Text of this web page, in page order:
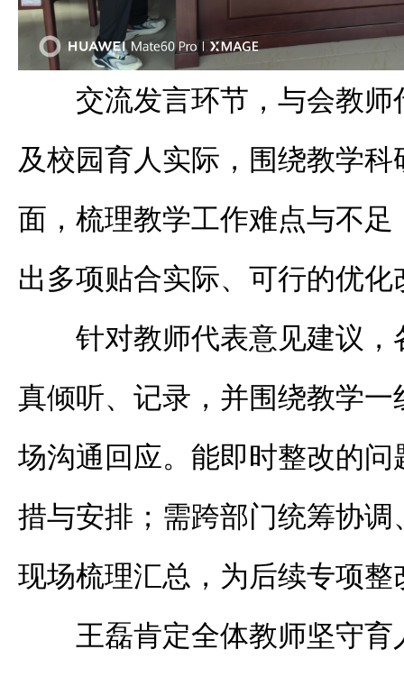
交流发言环节，与会教
及校园育人实际，围绕教学
面，梳理教学工作难点与不
出多项贴合实际、可行的优化
针对教师代表意见建议
真倾听、记录，并围绕教学
场沟通回应。能即时整改的
措与安排；需跨部门统筹协
现场梳理汇总，为后续专项整
王磊肯定全体教师坚守